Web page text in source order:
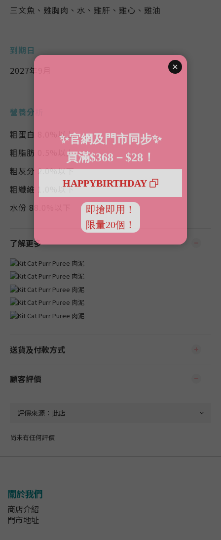
三文魚 、雞胸肉、水、雞肝、雞心、雞油
到期日
2027年9月
營養分析
粗蛋白 8.0%以上
粗脂肪 0.5%以上
粗灰分 2.0%以下
粗纖維 1.0%以下
水份 88.0%以下
了解更多
送貨及付款方式
顧客評價
尚未有任何評價
關於我們
商店介紹
門市地址